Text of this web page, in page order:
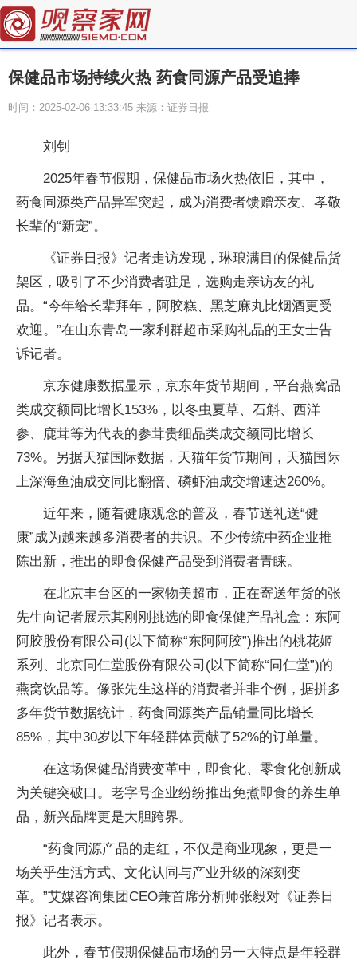
保健品市场持续火热 药食同源产品受追捧
时间：2025-02-06 13:33:45 来源：证券日报
刘钊
2025年春节假期，保健品市场火热依旧，其中，
药食同源类产品异军突起，成为消费者馈赠亲友、孝敬
长辈的“新宠”。
《证券日报》记者走访发现，琳琅满目的保健品货
架区，吸引了不少消费者驻足，选购走亲访友的礼
品。“今年给长辈拜年，阿胶糕、黑芝麻丸比烟酒更受
欢迎。”在山东青岛一家利群超市采购礼品的王女士告
诉记者。
京东健康数据显示，京东年货节期间，平台燕窝品
类成交额同比增长153%，以冬虫夏草、石斛、西洋
参、鹿茸等为代表的参茸贵细品类成交额同比增长
73%。另据天猫国际数据，天猫年货节期间，天猫国际
上深海鱼油成交同比翻倍、磷虾油成交增速达260%。
近年来，随着健康观念的普及，春节送礼送“健
康”成为越来越多消费者的共识。不少传统中药企业推
陈出新，推出的即食保健产品受到消费者青睐。
在北京丰台区的一家物美超市，正在寄送年货的张
先生向记者展示其刚刚挑选的即食保健产品礼盒：东阿
阿胶股份有限公司(以下简称“东阿阿胶”)推出的桃花姬
系列、北京同仁堂股份有限公司(以下简称“同仁堂”)的
燕窝饮品等。像张先生这样的消费者并非个例，据拼多
多年货节数据统计，药食同源类产品销量同比增长
85%，其中30岁以下年轻群体贡献了52%的订单量。
在这场保健品消费变革中，即食化、零食化创新成
为关键突破口。老字号企业纷纷推出免煮即食的养生单
品，新兴品牌更是大胆跨界。
“药食同源产品的走红，不仅是商业现象，更是一
场关乎生活方式、文化认同与产业升级的深刻变
革。”艾媒咨询集团CEO兼首席分析师张毅对《证券日
报》记者表示。
此外，春节假期保健品市场的另一大特点是年轻群